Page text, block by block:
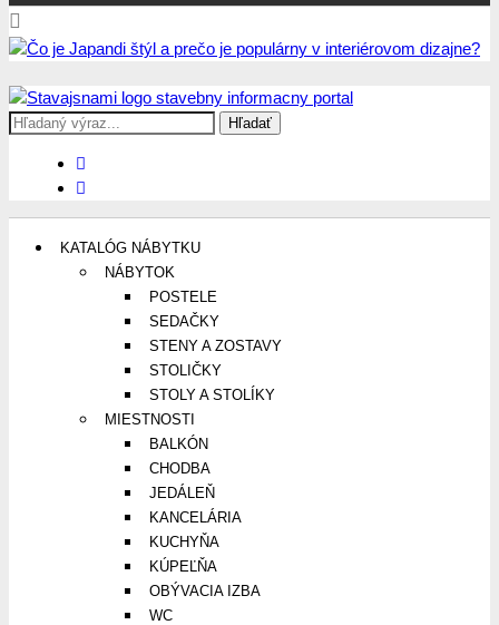
Stavajsnami.sk
Stavebníctvo, stavby, byty, domy a všetko o nich
Search
KATALÓG NÁBYTKU
NÁBYTOK
POSTELE
SEDAČKY
STENY A ZOSTAVY
STOLIČKY
STOLY A STOLÍKY
MIESTNOSTI
BALKÓN
CHODBA
JEDÁLEŇ
KANCELÁRIA
KUCHYŇA
KÚPEĽŇA
OBÝVACIA IZBA
WC